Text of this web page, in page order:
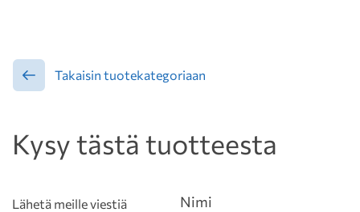
Takaisin tuotekategoriaan
Kysy tästä tuotteesta
Lähetä meille viestiä
Nimi